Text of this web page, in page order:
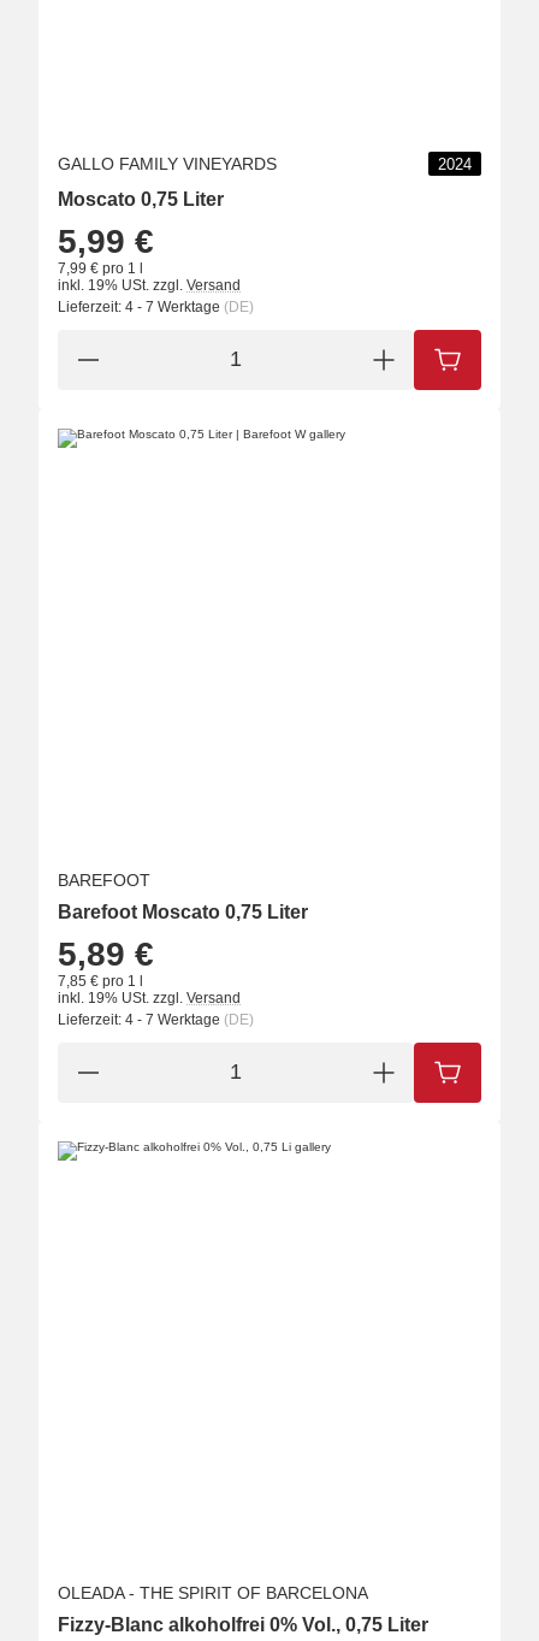
GALLO FAMILY VINEYARDS 2024
Moscato 0,75 Liter
5,99 €
7,99 € pro 1 l
inkl. 19% USt. zzgl. Versand
Lieferzeit: 4 - 7 Werktage (DE)
IN DEN
BAREFOOT
Barefoot Moscato 0,75 Liter
5,89 €
7,85 € pro 1 l
inkl. 19% USt. zzgl. Versand
Lieferzeit: 4 - 7 Werktage (DE)
IN DEN
OLEADA - THE SPIRIT OF BARCELONA
Fizzy-Blanc alkoholfrei 0% Vol., 0,75 Liter